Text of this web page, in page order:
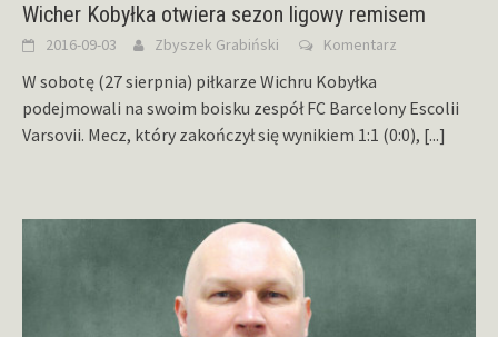
Wicher Kobyłka otwiera sezon ligowy remisem
2016-09-03 Zbyszek Grabiński Komentarz
W sobotę (27 sierpnia) piłkarze Wichru Kobyłka
podejmowali na swoim boisku zespół FC Barcelony Escolii
Varsovii. Mecz, który zakończył się wynikiem 1:1 (0:0), [...]